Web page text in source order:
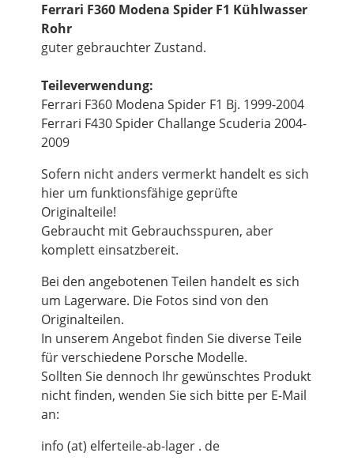
Ferrari F360 Modena Spider F1 Kühlwasser
Rohr
guter gebrauchter Zustand.
Teileverwendung:
Ferrari F360 Modena Spider F1 Bj. 1999-2004
Ferrari F430 Spider Challange Scuderia 2004-
2009
Sofern nicht anders vermerkt handelt es sich
hier um funktionsfähige geprüfte
Originalteile!
Gebraucht mit Gebrauchsspuren, aber
komplett einsatzbereit.
Bei den angebotenen Teilen handelt es sich
um Lagerware. Die Fotos sind von den
Originalteilen.
In unserem Angebot finden Sie diverse Teile
für verschiedene Porsche Modelle.
Sollten Sie dennoch Ihr gewünschtes Produkt
nicht finden, wenden Sie sich bitte per E-Mail
an:
info (at) elferteile-ab-lager . de